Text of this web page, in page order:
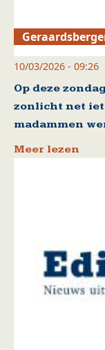
10/03/2026 - 09:26
Op deze
zonlicht net
madammen
Meer lezen